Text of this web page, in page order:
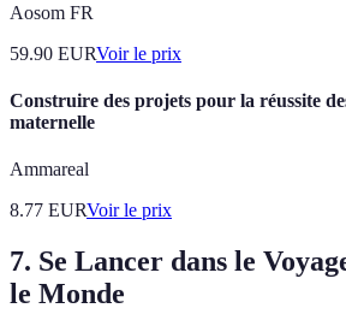
Aosom FR
59.90 EURVoir le prix
Construire des projets pour la réussite
maternelle
Ammareal
8.77 EURVoir le prix
7. Se Lancer dans le
le Monde